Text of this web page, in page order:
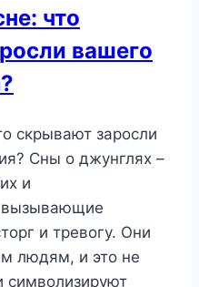
что
вашего
скрывают заросли
Сны о джунглях –
и
и тревогу. Они
людям, и это не
символизируют